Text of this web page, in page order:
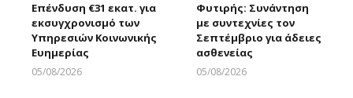
Επένδυση €31 εκατ. για
εκσυγχρονισμό των
Υπηρεσιών Κοινωνικής
Ευημερίας
05/08/2026
Φυτιρής: Συνάντηση
με συντεχνίες τον
Σεπτέμβριο για άδειες
ασθενείας
05/08/2026